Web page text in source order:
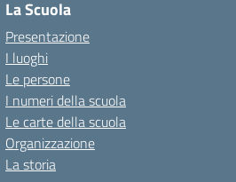
La Scuola
Presentazione
I luoghi
Le persone
I numeri della scuola
Le carte della scuola
Organizzazione
La storia